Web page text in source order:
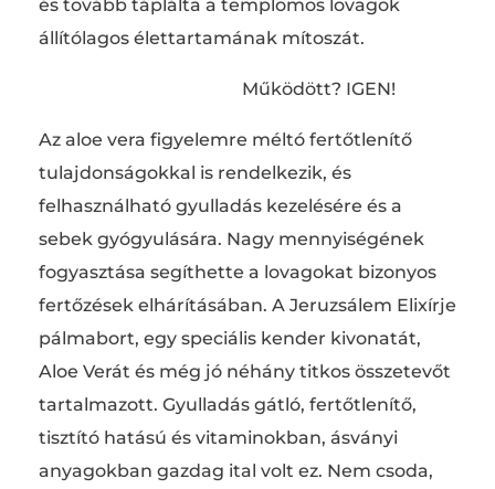
és tovább táplálta a templomos lovagok
állítólagos élettartamának mítoszát.
Működött? IGEN!
Az aloe vera figyelemre méltó fertőtlenítő
tulajdonságokkal is rendelkezik, és
felhasználható gyulladás kezelésére és a
sebek gyógyulására. Nagy mennyiségének
fogyasztása segíthette a lovagokat bizonyos
fertőzések elhárításában. A Jeruzsálem Elixírje
pálmabort, egy speciális kender kivonatát,
Aloe Verát és még jó néhány titkos összetevőt
tartalmazott. Gyulladás gátló, fertőtlenítő,
tisztító hatású és vitaminokban, ásványi
anyagokban gazdag ital volt ez. Nem csoda,